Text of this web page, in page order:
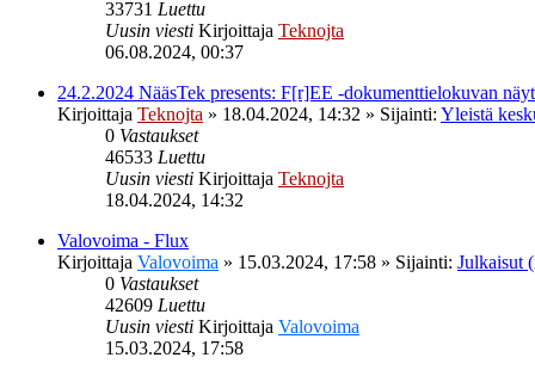
33731 Luettu
Uusin viesti Kirjoittaja Teknojta
06.08.2024, 00:37
24.2.2024 NääsTek presents: F[r]EE -dokumenttielokuvan
Kirjoittaja Teknojta » 18.04.2024, 14:32 » Sijainti: Yleistä
0 Vastaukset
46533 Luettu
Uusin viesti Kirjoittaja Teknojta
18.04.2024, 14:32
Valovoima - Flux
Kirjoittaja Valovoima » 15.03.2024, 17:58 » Sijainti: Julkaisut
0 Vastaukset
42609 Luettu
Uusin viesti Kirjoittaja Valovoima
15.03.2024, 17:58